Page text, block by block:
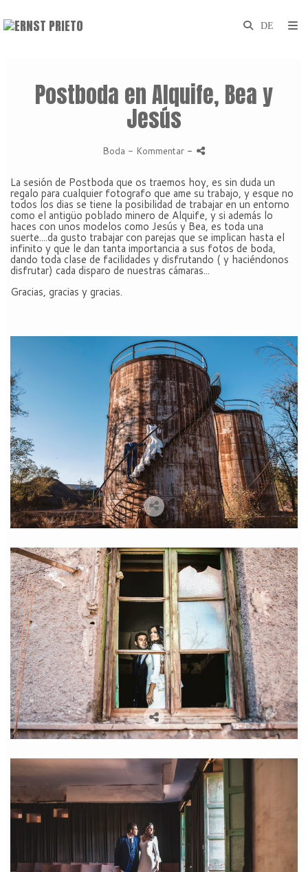
Postboda en Alquife, Bea y
Jesús
Boda - Kommentar -
La sesión de Postboda que os traemos hoy, es sin duda un
regalo para cualquier fotografo que ame su trabajo, y esque no
todos los dias se tiene la posibilidad de trabajar en un entorno
como el antigüo poblado minero de Alquife, y si además lo
haces con unos modelos como Jesús y Bea, es toda una
suerte....da gusto trabajar con parejas que se implican hasta el
infinito y que le dan tanta importancia a sus fotos de boda,
dando toda clase de facilidades y disfrutando ( y haciéndonos
disfrutar) cada disparo de nuestras cámaras...
Gracias, gracias y gracias.